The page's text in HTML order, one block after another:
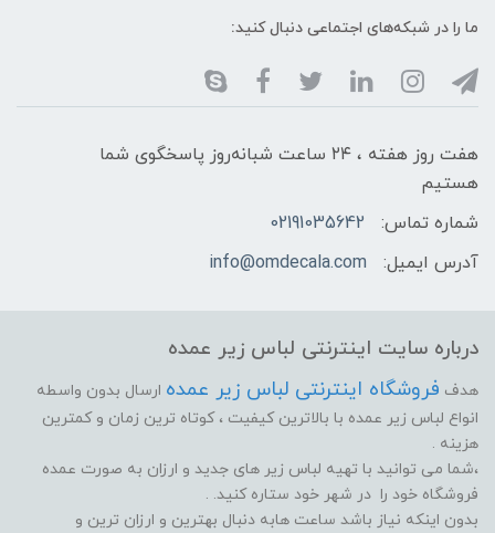
ما را در شبکه‌های اجتماعی دنبال کنید:
هفت روز هفته ، ۲۴ ساعت شبانه‌روز پاسخگوی شما
هستیم
شماره تماس:
02191035642
آدرس ایمیل:
info@omdecala.com
درباره سایت اینترنتی لباس زیر عمده
هدف فروشگاه اینترنتی لباس زیر عمده ارسال بدون واسطه
انواع لباس زیر عمده با بالاترین کیفیت ، کوتاه ترین زمان و کمترین
هزینه .
،شما می توانید با تهیه لباس زیر های جدید و ارزان به صورت عمده
فروشگاه خود را در شهر خود ستاره کنید. .
بدون اینکه نیاز باشد ساعت هابه دنبال بهترین و ارزان ترین و